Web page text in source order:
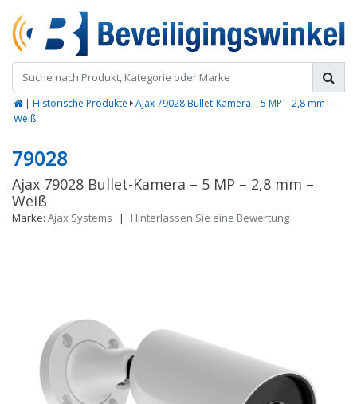
| Historische Produkte
Ajax 79028 Bullet-Kamera – 5 MP – 2,8 mm –
Weiß
79028
Ajax 79028 Bullet-Kamera – 5 MP – 2,8 mm –
Weiß
Marke: Ajax Systems | Hinterlassen Sie eine Bewertung